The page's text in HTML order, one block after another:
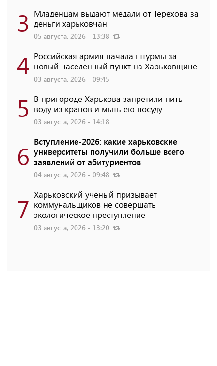
3 Младенцам выдают медали от Терехова за
деньги харьковчан
05 августа, 2026 - 13:38
4 Российская армия начала штурмы за
новый населенный пункт на Харьковщине
03 августа, 2026 - 09:45
5 В пригороде Харькова запретили пить
воду из кранов и мыть ею посуду
03 августа, 2026 - 14:18
6 Вступление-2026: какие харьковские
университеты получили больше всего
заявлений от абитуриентов
04 августа, 2026 - 09:48
7 Харьковский ученый призывает
коммунальщиков не совершать
экологическое преступление
03 августа, 2026 - 13:20